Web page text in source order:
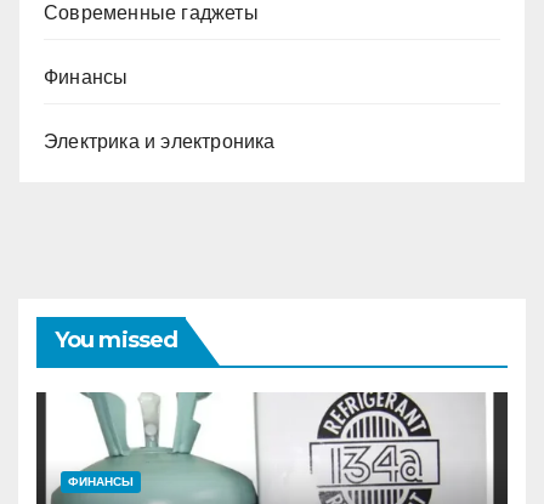
Современные гаджеты
Финансы
Электрика и электроника
You missed
ФИНАНСЫ